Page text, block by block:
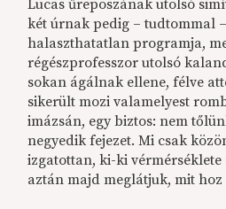
Lucas űreposzának utolsó
két úrnak pedig – tudtommal
halaszthatatlan programja,
régészprofesszor utolsó
sokan ágálnak ellene, félve
sikerült mozi valamelyest
imázsán, egy biztos: nem
negyedik fejezet. Mi csak
izgatottan, ki-ki
aztán majd meglátjuk, mit hoz